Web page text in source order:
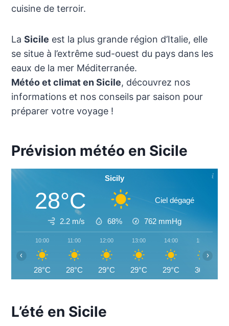
cuisine de terroir.
La Sicile est la plus grande région d’Italie, elle
se situe à l’extrême sud-ouest du pays dans les
eaux de la mer Méditerranée.
Météo et climat en Sicile, découvrez nos
informations et nos conseils par saison pour
préparer votre voyage !
Prévision météo en Sicile
Sicily
28°C Ciel dégagé
2.2 m/s 68% 762 mmHg
10:00
28°C
11:00
28°C
12:00
29°C
13:00
29°C
14:00
29°C
15:00
30°C
‹ ›
L’été en Sicile